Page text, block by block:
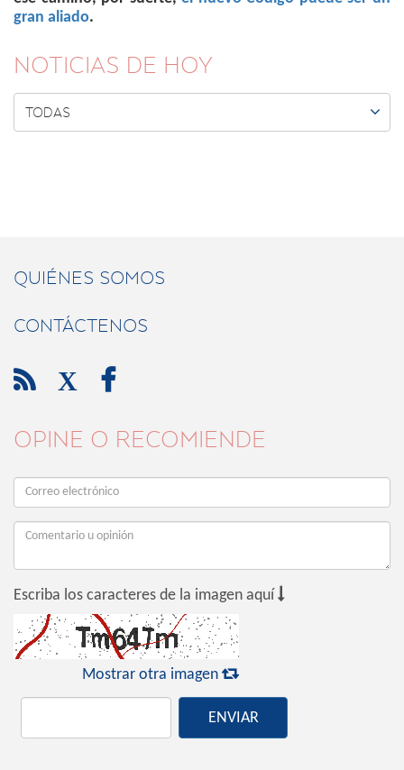
gran aliado.
NOTICIAS DE HOY
TODAS 
QUIÉNES SOMOS
CONTÁCTENOS
 X 
OPINE O RECOMIENDE
Escriba los caracteres de la imagen aquí 
Mostrar otra imagen 
ENVIAR